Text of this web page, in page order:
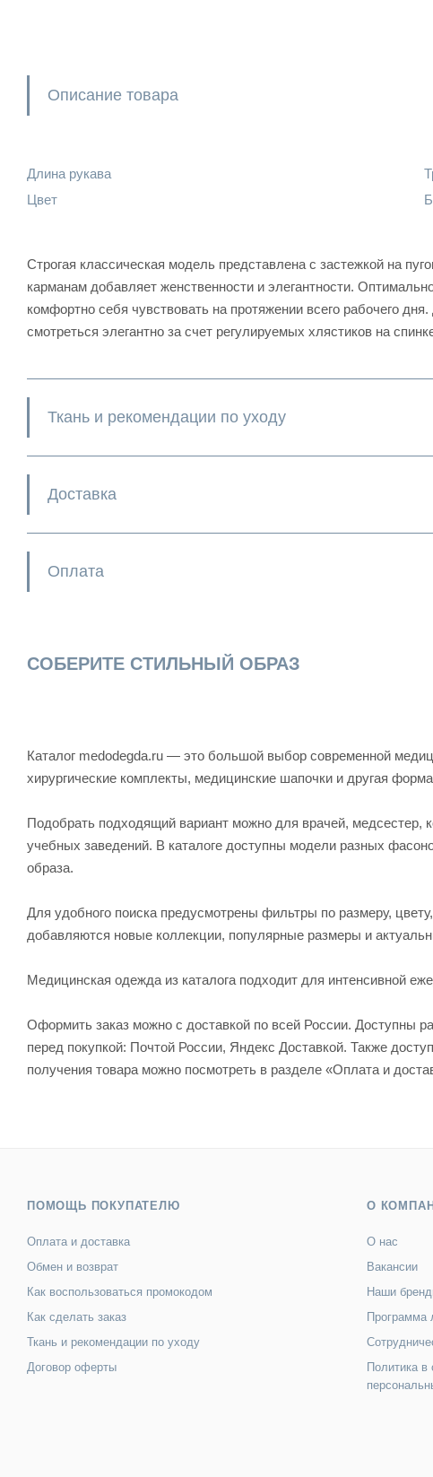
Описание товара
Длина рукава
Цвет
Строгая классическая модель представлена с застежкой на
карманам добавляет женственности и элегантности.
комфортно себя чувствовать на протяжении всего рабочего
смотреться элегантно за счет регулируемых хлястиков на
Ткань и рекомендации по уходу
Доставка
Оплата
СОБЕРИТЕ СТИЛЬНЫЙ ОБРАЗ
Каталог medodegda.ru — это большой выбор современной
хирургические комплекты, медицинские шапочки и другая
Подобрать подходящий вариант можно для врачей, медсестер,
учебных заведений. В каталоге доступны модели разных
образа.
Для удобного поиска предусмотрены фильтры по размеру,
добавляются новые коллекции, популярные размеры и
Медицинская одежда из каталога подходит для интенсивной
Оформить заказ можно с доставкой по всей России. Доступны
перед покупкой: Почтой России, Яндекс Доставкой. Также
получения товара можно посмотреть в разделе «Оплата и
ПОМОЩЬ ПОКУПАТЕЛЮ
Оплата и доставка
Обмен и возврат
Как воспользоваться промокодом
Как сделать заказ
Ткань и рекомендации по уходу
Договор оферты
О
О нас
Вакансии
Наши
Программа
Политика в